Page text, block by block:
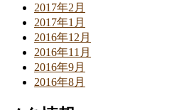
2017年2月
2017年1月
2016年12月
2016年11月
2016年9月
2016年8月